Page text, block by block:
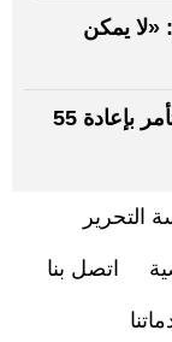
«لا يمكن
في قضية ضريبية.. محكمة إسبانية تأمر بإعادة 55
التحرير
اتصل بنا